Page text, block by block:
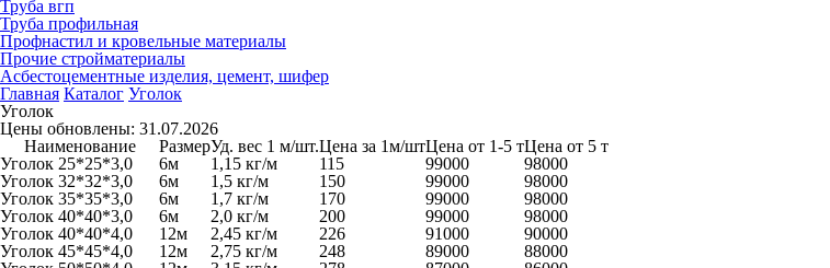
Труба вгп
Труба профильная
Профнастил и кровельные материалы
Прочие стройматериалы
Асбестоцементные изделия, цемент, шифер
Главная Каталог Уголок
Уголок
Цены обновлены: 31.07.2026
Наименование
РазмерУд. вес 1 м/шт.Цена за 1м/штЦена от 1-5 тЦена от 5 т
Уголок 25*25*3,0
6м 1,15 кг/м 115 99000
98000
Уголок 32*32*3,0
6м 1,5 кг/м 150 99000
98000
Уголок 35*35*3,0
6м 1,7 кг/м 170 99000
98000
Уголок 40*40*3,0
6м 2,0 кг/м 200 99000
98000
Уголок 40*40*4,0
12м 2,45 кг/м 226 91000
90000
Уголок 45*45*4,0
12м 2,75 кг/м 248 89000
88000